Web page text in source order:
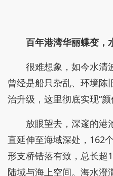
百年港湾华丽蝶变，
很难想象，如今水清